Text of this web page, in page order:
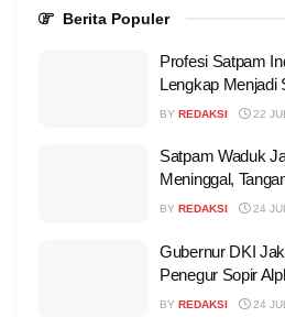
Berita Populer
Profesi Satpam
Lengkap Menjadi
BY REDAKSI 22
Satpam Waduk
Meninggal,
BY REDAKSI 24
Gubernur DKI
Penegur Sopir
BY REDAKSI 24